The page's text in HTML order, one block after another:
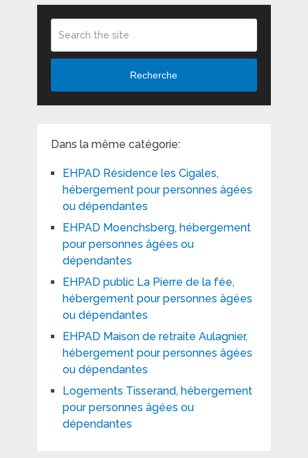
Recherche
Dans la même catégorie:
EHPAD Résidence les Cigales,
hébergement pour personnes âgées
ou dépendantes
EHPAD Moenchsberg, hébergement
pour personnes âgées ou
dépendantes
EHPAD public La Pierre de la fée,
hébergement pour personnes âgées
ou dépendantes
EHPAD Maison de retraite Aulagnier,
hébergement pour personnes âgées
ou dépendantes
Logements Tisserand, hébergement
pour personnes âgées ou
dépendantes